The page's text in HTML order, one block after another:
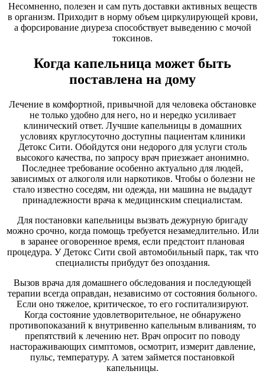
Несомненно, полезен и сам путь доставки активных веществ
в организм. Приходит в норму объем циркулирующей крови,
а форсирование диуреза способствует выведению с мочой
токсинов.
Когда капельница может быть
поставлена на дому
Лечение в комфортной, привычной для человека обстановке
не только удобно для него, но и нередко усиливает
клинический ответ. Лучшие капельницы в домашних
условиях круглосуточно доступны пациентам клиники
Детокс Сити. Обойдутся они недорого для услуги столь
высокого качества, по запросу врач приезжает анонимно.
Последнее требование особенно актуально для людей,
зависимых от алкоголя или наркотиков. Чтобы о болезни не
стало известно соседям, ни одежда, ни машина не выдадут
принадлежности врача к медицинским специалистам.
Для постановки капельницы вызвать дежурную бригаду
можно срочно, когда помощь требуется незамедлительно. Или
в заранее оговоренное время, если предстоит плановая
процедура. У Детокс Сити свой автомобильный парк, так что
специалисты прибудут без опоздания.
Вызов врача для домашнего обследования и последующей
терапии всегда оправдан, независимо от состояния больного.
Если оно тяжелое, критическое, то его госпитализируют.
Когда состояние удовлетворительное, не обнаружено
противопоказаний к внутривенно капельным вливаниям, то
препятствий к лечению нет. Врач опросит по поводу
настораживающих симптомов, осмотрит, измерит давление,
пульс, температуру. А затем займется постановкой
капельницы.